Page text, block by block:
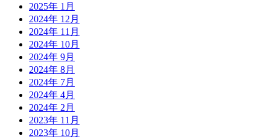
2025年 1月
2024年 12月
2024年 11月
2024年 10月
2024年 9月
2024年 8月
2024年 7月
2024年 4月
2024年 2月
2023年 11月
2023年 10月